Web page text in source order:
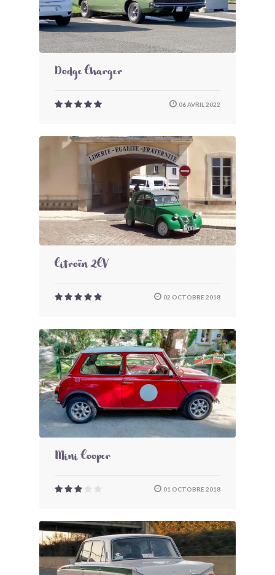
Dodge Charger
06 AVRIL 2022
Citroën 2CV
02 OCTOBRE 2018
Mini Cooper
01 OCTOBRE 2018